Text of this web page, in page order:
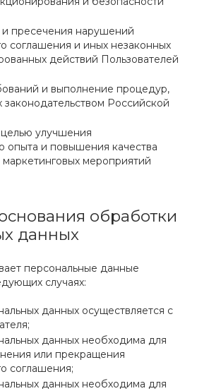
пресечения нарушений
соглашения и иных незаконных
действий Пользователей
и выполнение процедур,
Российской
улучшения
опыта и повышения качества
мероприятий
обработки
данных
персональные данные
случаях:
данных осуществляется с
данных необходима для
или прекращения
соглашения;
данных необходима для